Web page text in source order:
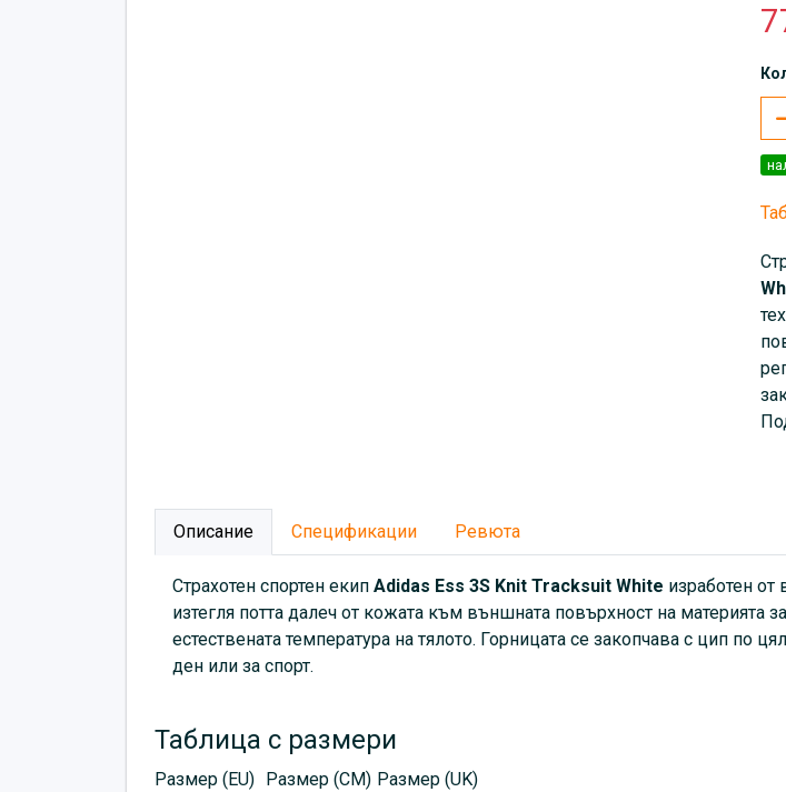
Описание Спецификации Ревюта
Страхотен спортен екип Adidas Ess 3S Knit Tracksuit White изработен от
изтегля потта далеч от кожата към външната повърхност на материята
естествената температура на тялото. Горницата се закопчава с цип
ден или за спорт.
Таблица с размери
Размер (EU) Размер (CM) Размер (UK)